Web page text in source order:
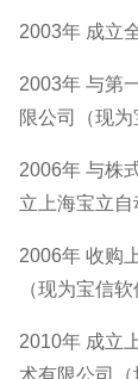
2003年 成立
2003年 与第
限公司（现为
2006年 与株
立上海宝立自
2006年 收购
（现为宝信
2010年 成立
术有限公司（